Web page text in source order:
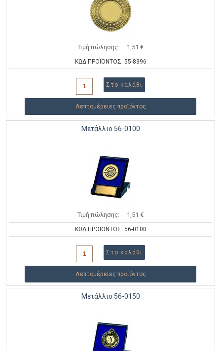
Τιμή πώλησης: 1,51 €
ΚΩΔ.ΠΡΟΪΟΝΤΟΣ: 55-8396
Λεπτομέρειες προϊόντος
Μετάλλιο 56-0100
Τιμή πώλησης: 1,51 €
ΚΩΔ.ΠΡΟΪΟΝΤΟΣ: 56-0100
Λεπτομέρειες προϊόντος
Μετάλλιο 56-0150